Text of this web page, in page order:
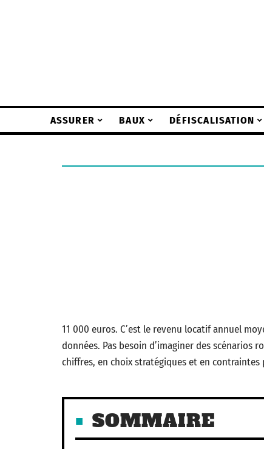
ASSURER BAUX DÉFISCALISATION
11 000 euros. C’est le revenu locatif annuel
données. Pas besoin d’imaginer des scénarios
chiffres, en choix stratégiques et en
SOMMAIRE